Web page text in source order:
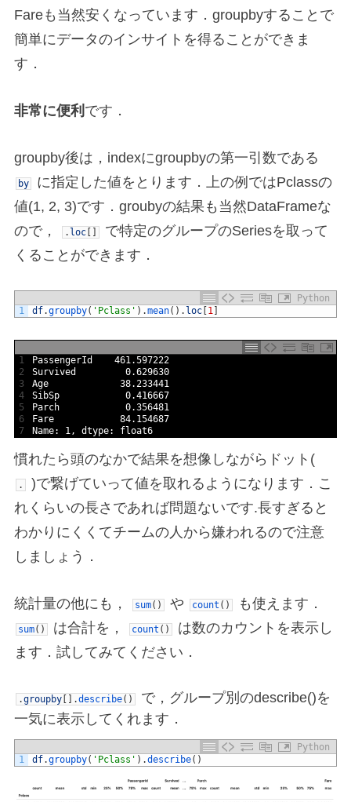
Fareも当然安くなっています．groupbyすることで
簡単にデータのインサイトを得ることができま
す．
非常に便利 です．
groupby後は，indexにgroupbyの第一引数である
by
に指定した値をとります．上の例ではPclassの
値(1, 2, 3)です．groubyの結果も当然DataFrameな
ので，
. loc [ ]
で特定のグループのSeriesを取って
くることができます．
Python
1
df.groupby( 'Pclass' ) .mean( ) . loc [1 ]
1
2
3
4
5
6
7
PassengerId
461.597222
Survived
0.629630
Age
38.233441
SibSp
0.416667
Parch
0.356481
Fare
84.154687
Name: 1, dtype: float6
慣れたら頭のなかで結果を想像しながらドット(
.
)で繋げていって値を取れるようになります．こ
れくらいの長さであれば問題ないです.長すぎると
わかりにくくてチームの人から嫌われるので注意
しましょう．
統計量の他にも， sum( ) や count ( ) も使えます．
sum( ) は合計を， count ( )
は数のカウントを表示し
ます．試してみてください．
.groupby [ ] .describe( )
で，グループ別のdescribe()を
一気に表示してくれます．
Python
1
df.groupby( 'Pclass' ) .describe( )